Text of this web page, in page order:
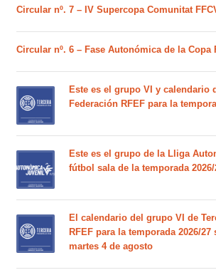
Circular nº. 7 – IV Supercopa Comunitat
Circular nº. 6 – Fase Autonómica de la Copa
Este es el grupo VI y calendario
Federación RFEF para la
Este es el grupo de la Lliga
fútbol sala de la temporada 2026/
El calendario del grupo VI de
RFEF para la temporada 2026/27
martes 4 de agosto